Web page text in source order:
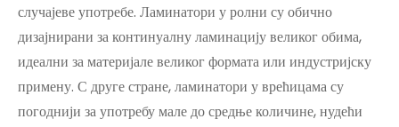
случајеве употребе. Ламинатори у ролни су обично
дизајнирани за континуалну ламинацију великог обима,
идеални за материјале великог формата или индустријску
примену. С друге стране, ламинатори у врећицама су
погоднији за употребу мале до средње количине, нудећи